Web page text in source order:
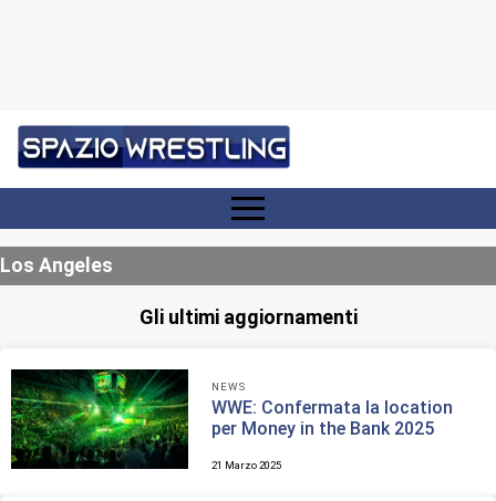
Los Angeles
Gli ultimi aggiornamenti
NEWS
WWE: Confermata la location
per Money in the Bank 2025
21 Marzo 2025